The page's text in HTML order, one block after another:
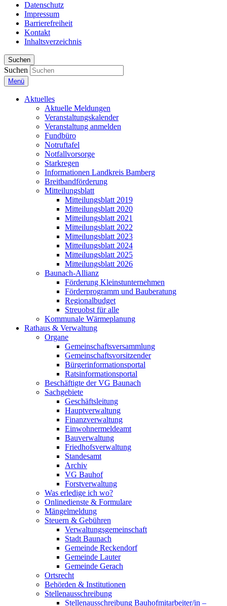
Datenschutz
Impressum
Barrierefreiheit
Kontakt
Inhaltsverzeichnis
Suchen
Suchen
Menü
Aktuelles
Aktuelle Meldungen
Veranstaltungskalender
Veranstaltung anmelden
Fundbüro
Notruftafel
Notfallvorsorge
Starkregen
Informationen Landkreis Bamberg
Breitbandförderung
Mitteilungsblatt
Mitteilungsblatt 2019
Mitteilungsblatt 2020
Mitteilungsblatt 2021
Mitteilungsblatt 2022
Mitteilungsblatt 2023
Mitteilungsblatt 2024
Mitteilungsblatt 2025
Mitteilungsblatt 2026
Baunach-Allianz
Förderung Kleinstunternehmen
Förderprogramm und Bauberatung
Regionalbudget
Streuobst für alle
Kommunale Wärmeplanung
Rathaus & Verwaltung
Organe
Gemeinschaftsversammlung
Gemeinschaftsvorsitzender
Bürgerinformationsportal
Ratsinformationsportal
Beschäftigte der VG Baunach
Sachgebiete
Geschäftsleitung
Hauptverwaltung
Finanzverwaltung
Einwohnermeldeamt
Bauverwaltung
Friedhofsverwaltung
Standesamt
Archiv
VG Bauhof
Forstverwaltung
Was erledige ich wo?
Onlinedienste & Formulare
Mängelmeldung
Steuern & Gebühren
Verwaltungsgemeinschaft
Stadt Baunach
Gemeinde Reckendorf
Gemeinde Lauter
Gemeinde Gerach
Ortsrecht
Behörden & Institutionen
Stellenausschreibung
Stellenausschreibung Bauhofmitarbeiter/in –